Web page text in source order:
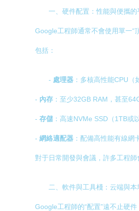
一、硬件配置：性能與便攜的
Google工程師通常不會使用單一“
包括：
- 處理器 ：多核高性能CPU
- 內存 ：至少32GB RAM，甚至
- 存儲 ：高速NVMe SSD（1TB或
- 網絡適配器 ：配備高性能有線網
對于日常開發與會議，許多工程
二、軟件與工具棧：云端與本
Google工程師的“配置”遠不止硬